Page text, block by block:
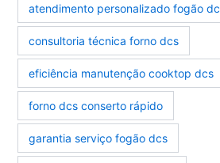
atendimento personalizado fogão
consultoria técnica forno dcs
eficiência manutenção cooktop dcs
forno dcs conserto rápido
garantia serviço fogão dcs